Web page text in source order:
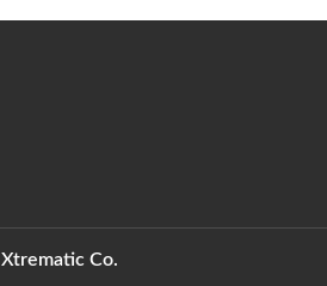
Xtrematic Co.